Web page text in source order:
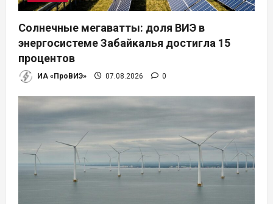
Солнечные мегаватты: доля ВИЭ в
энергосистеме Забайкалья достигла 15
процентов
ИА «ПроВИЭ» 07.08.2026 0